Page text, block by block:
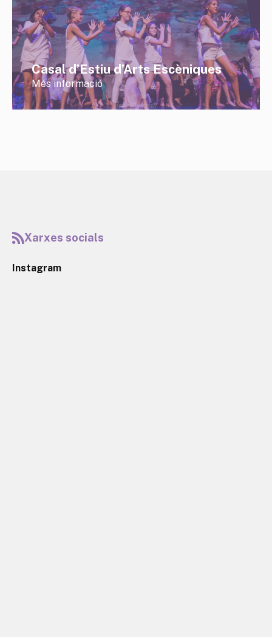
Casal d’Estiu d’Arts Escèniques
Més informació
Xarxes socials
Instagram